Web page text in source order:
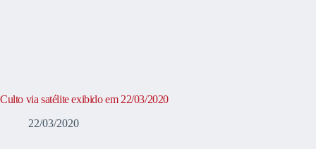
Culto via satélite exibido em 22/03/2020
22/03/2020